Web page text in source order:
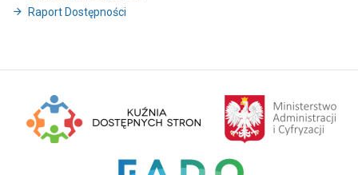
Raport Dostępności